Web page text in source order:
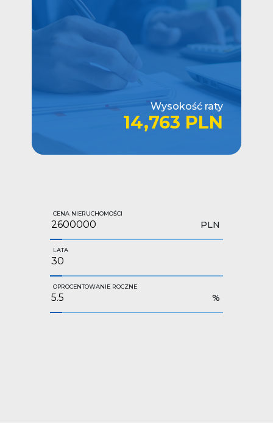
Wysokość raty
14,763 PLN
CENA NIERUCHOMOŚCI
PLN
LATA
OPROCENTOWANIE ROCZNE
%